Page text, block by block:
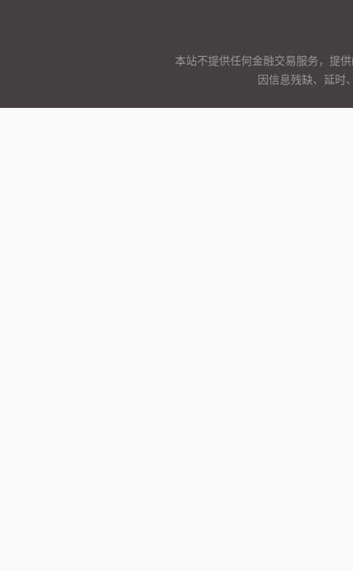
本站不提供任何金融交易服务，提
因信息残缺、延时